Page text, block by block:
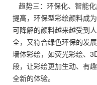
趋势三：环保化、智能
提高，环保型彩绘颜料成
可降解的颜料越来越受到
全，又符合绿色环保的发
墙体彩绘，如荧光彩绘、
段，让彩绘更加生动、有
全新的体验。